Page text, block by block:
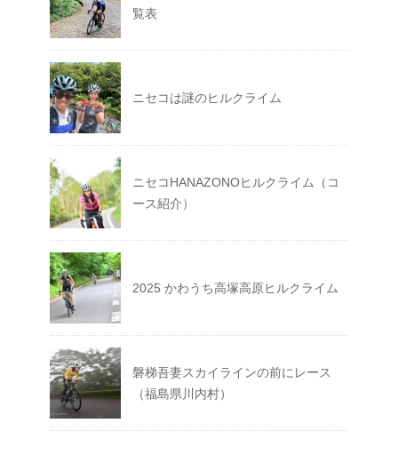
覧表
ニセコは謎のヒルクライム
ニセコHANAZONOヒルクライム（コ
ース紹介）
2025 かわうち高塚高原ヒルクライム
磐梯吾妻スカイラインの前にレース
（福島県川内村）